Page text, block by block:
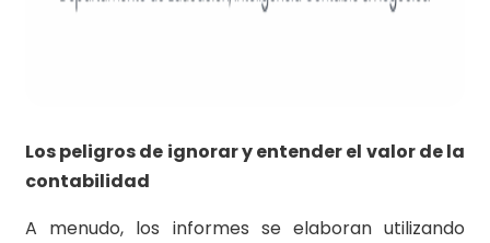
Los peligros de ignorar y entender el valor de la
contabilidad
A menudo, los informes se elaboran utilizando